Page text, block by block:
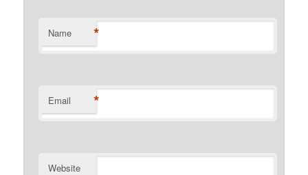
Name *
Email *
Website